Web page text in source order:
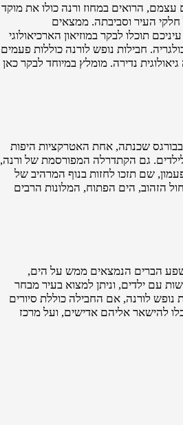
הרואים במחוז ורנה כולו את מוקד
חלקי העיר וסביבתה. ממצאים
תוכלו לבקר במוזיאון הארכיאולוגי
חבילות נופש לורנה כוללות פעמים
שנוצרו בעקבות תופעה גיאולוגית נדירה. מומלץ במיוחד לבקר כאן
שכנתה, אחת האטרקציות היפות
גם הקתדרלה המפורסמת של ורנה,
כדאי לבקר. כדאי מאוד לטפס את 130 המדרגות לפסגת מגדל הפעמון, שם תזכו לחזות בנוף המרהיב של
הזהוב, הים הפתוח, המלונות הרבים
הברים הנמצאים ממש על הים,
עם ילדים, וניתן למצוא בעיר מבחר
לורנה, אם החבילה כוללת סיורים
להישאר אליהם אדישים, ועל מרכז